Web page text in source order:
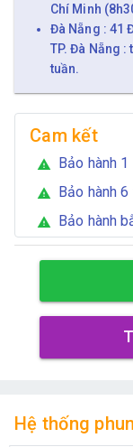
Chí Minh
Đà Nẵng : 41
TP. Đà Nẵng
tuần.
Cam kết
warning Bảo hành
warning Bảo hành
warning Bảo hành
Hệ thống